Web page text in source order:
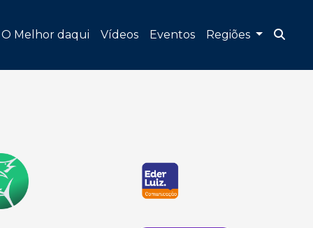
O Melhor daqui Vídeos Eventos Regiões